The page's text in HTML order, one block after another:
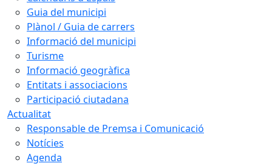
Guia del municipi
Plànol / Guia de carrers
Informació del municipi
Turisme
Informació geogràfica
Entitats i associacions
Participació ciutadana
Actualitat
Responsable de Premsa i Comunicació
Notícies
Agenda